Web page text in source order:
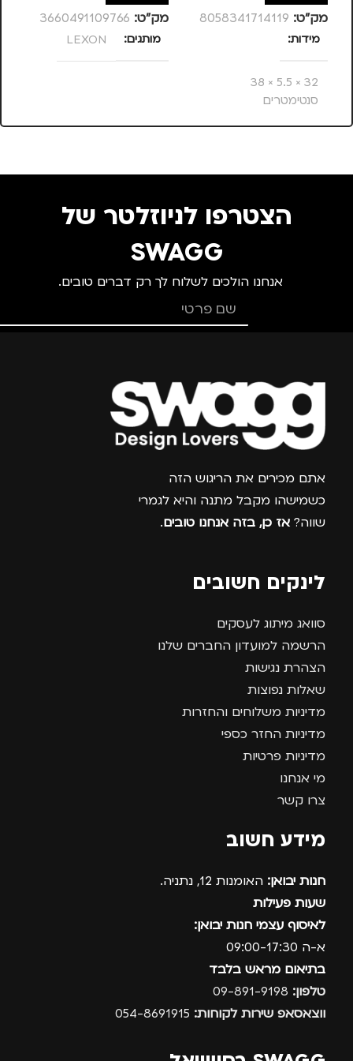
מק”ט: 8058341714119
מידות
32 × 5.5 × 38
סנטימטרים
תיק גב
מק”ט: 3660491109766
מותגים LEXON
הצטרפו לניוזלטר של
SWAGG
אנחנו הולכים לשלוח לך רק דברים טובים.
צרפו אותי למועדון
אתם מכירים את הריגוש הזה
כשמישהו מקבל מתנה והיא לגמרי
שווה? אז כן, בזה אנחנו טובים.
לינקים חשובים
סוואג מיתוג לעסקים
הרשמה למועדון החברים שלנו
הצהרת נגישות
שאלות נפוצות
מדיניות משלוחים והחזרות
מדיניות החזר כספי
מדיניות פרטיות
מי אנחנו
צרו קשר
מידע חשוב
חנות יבואן: האומנות 12, נתניה.
שעות פעילות
לאיסוף עצמי חנות יבואן:
א-ה 09:00-17:30
בתיאום מראש בלבד
טלפון:
ווצאסאפ שירות לקוחות: